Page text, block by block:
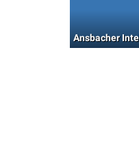
Ansbacher